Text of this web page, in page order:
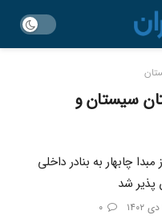
سیستان و
مبدا چابهار به بنادر داخلی
پذیر شد